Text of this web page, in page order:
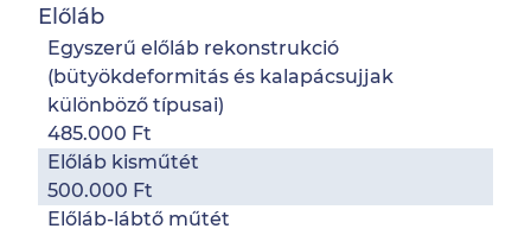
Előláb
Egyszerű előláb rekonstrukció
(bütyökdeformitás és kalapácsujjak
különböző típusai)
485.000 Ft
Előláb kisműtét
500.000 Ft
Előláb-lábtő műtét